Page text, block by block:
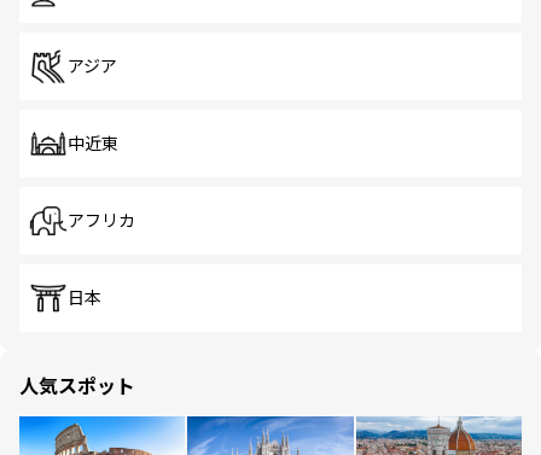
アジア
中近東
アフリカ
日本
人気スポット